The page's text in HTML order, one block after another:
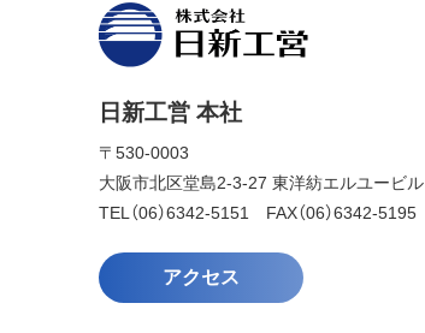
日新工営 本社
〒530-0003
大阪市北区堂島2-3-27 東洋紡エルユービル
TEL（06）6342-5151 FAX（06）6342-5195
アクセス